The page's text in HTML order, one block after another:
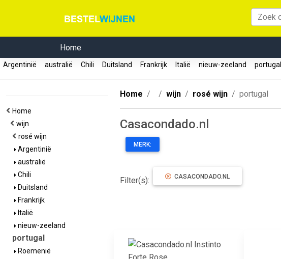
Home
Argentinië australië Chili Duitsland Frankrijk Italië nieuw-zeeland portugal
Home
wijn
rosé wijn
Argentinië
australië
Chili
Duitsland
Frankrijk
Italië
nieuw-zeeland
portugal
Roemenië
Home wijn rosé wijn portugal
Casacondado.nl
MERK:
Filter(s): CASACONDADO.NL